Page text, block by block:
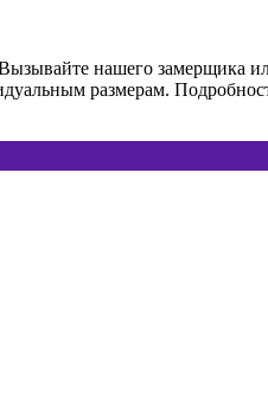
нашего замерщика
размерам.